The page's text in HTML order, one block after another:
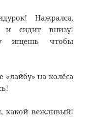
Нажрался,
сидит внизу!
ищешь чтобы
«лайбу» на колёса
какой вежливый!